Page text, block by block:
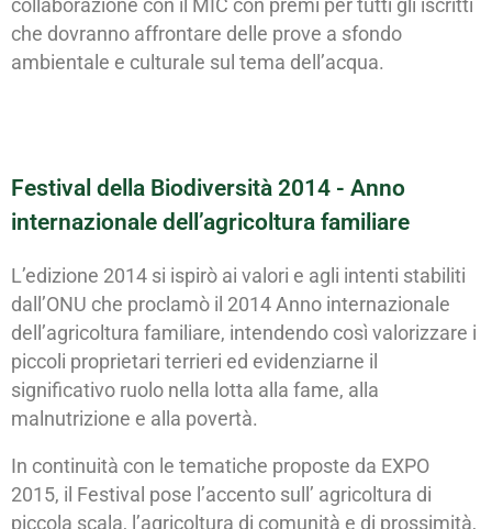
collaborazione con il MIC con premi per tutti gli iscritti
che dovranno affrontare delle prove a sfondo
ambientale e culturale sul tema dell’acqua.
Festival della Biodiversità 2014 - Anno
internazionale dell’agricoltura familiare
L’edizione 2014 si ispirò ai valori e agli intenti stabiliti
dall’ONU che proclamò il 2014 Anno internazionale
dell’agricoltura familiare, intendendo così valorizzare i
piccoli proprietari terrieri ed evidenziarne il
significativo ruolo nella lotta alla fame, alla
malnutrizione e alla povertà.
In continuità con le tematiche proposte da EXPO
2015, il Festival pose l’accento sull’ agricoltura di
piccola scala, l’agricoltura di comunità e di prossimità,